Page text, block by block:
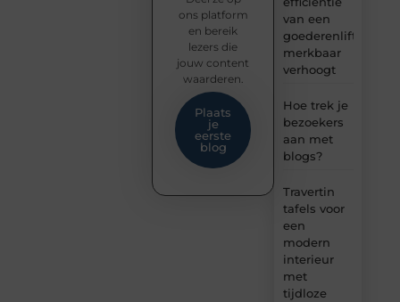
van een
goederenlift
merkbaar
verhoogt
Hoe trek je
bezoekers
aan met
blogs?
Travertin
tafels voor
een
modern
interieur
met
tijdloze
ons platform
en bereik
lezers die
jouw content
waarderen.
Plaats
je
eerste
blog